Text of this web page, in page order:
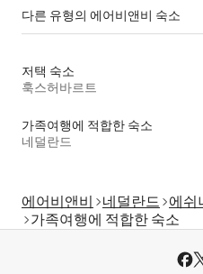
다른 유형의 에어비앤비 숙소
저택 숙소
훅스허바르트
가족여행에 적합한 숙소
네덜란드
에어비앤비 네덜란드 에쉬
가족여행에 적합한 숙소